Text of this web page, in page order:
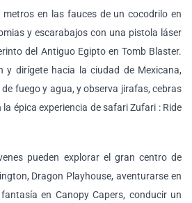
en las fauces de un cocodrilo en
y escarabajos con una pistola láser
del Antiguo Egipto en Tomb Blaster.
y dirígete hacia la ciudad de Mexicana,
fuego y agua, y observa jirafas, cebras
épica experiencia de safari Zufari : Ride
pueden explorar el gran centro de
Dragon Playhouse, aventurarse en
en Canopy Capers, conducir un